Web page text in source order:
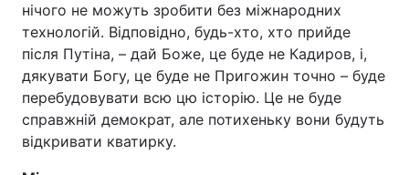
нічого не можуть зробити без міжнародних
технологій. Відповідно, будь-хто, хто прийде
після Путіна, – дай Боже, це буде не Кадиров, і,
дякувати Богу, це буде не Пригожин точно – буде
перебудовувати всю цю історію. Це не буде
справжній демократ, але потихеньку вони будуть
відкривати кватирку.